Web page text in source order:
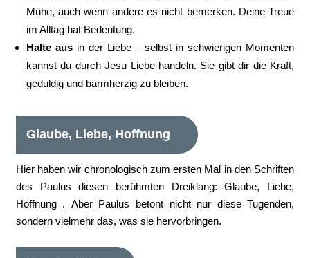
Mühe, auch wenn andere es nicht bemerken. Deine Treue
im Alltag hat Bedeutung.
Halte ausin der Liebe – selbst in schwierigen Momenten
kannst du durch Jesu Liebe handeln. Sie gibt dir die Kraft,
geduldig und barmherzig zu bleiben.
Glaube, Liebe, Hoffnung
Hier haben wir chronologisch zum ersten Mal in den Schriften
des Paulus diesen berühmten Dreiklang: Glaube, Liebe,
Hoffnung . Aber Paulus betont nicht nur diese Tugenden,
sondern vielmehr das, was sie hervorbringen.